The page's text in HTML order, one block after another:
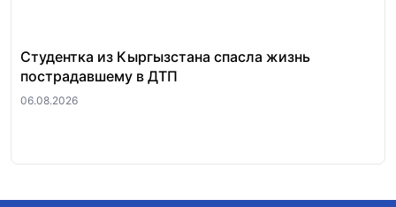
Студентка из Кыргызстана спасла жизнь
пострадавшему в ДТП
06.08.2026